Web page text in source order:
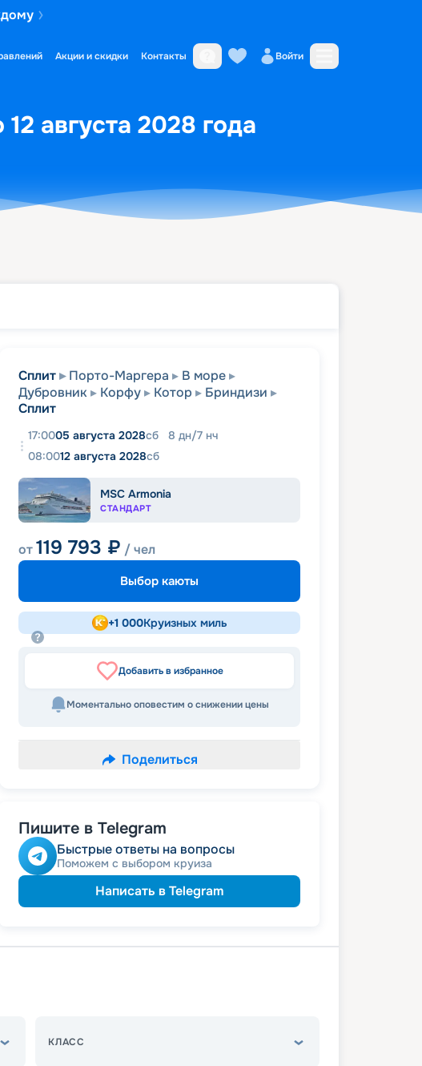
Акции и скидки Контакты Войти
августа 2028 года
Сплит Порто-Маргера
В море
Дубровник
Корфу Котор
Бриндизи
Сплит
17:0005 августа 2028сб 8 дн/7 нч
08:0012 августа 2028сб
MSC Armonia
СТАНДАРТ
от119 793 ₽ / чел
Выбор каюты
+1 000Круизных миль
Добавить в избранное
Моментально оповестим о снижении цены
Поделиться
Пишите в Telegram
Быстрые ответы на вопросы
Поможем с выбором круиза
Написать в Telegram
КЛАСС